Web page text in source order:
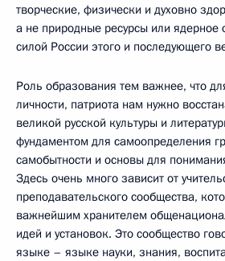
творческие, физически и духовно
а не природные ресурсы или ядерное
силой России этого и последующего
Роль образования тем важнее, что
личности, патриота нам нужно
великой русской культуры и
фундаментом для самоопределения
самобытности и основы для
Здесь очень много зависит от
преподавательского сообщества,
важнейшим хранителем
идей и установок. Это сообщество
языке – языке науки, знания,